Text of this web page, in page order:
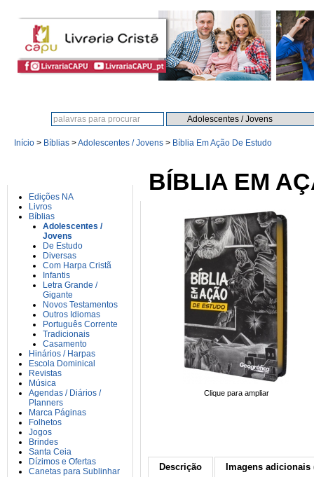
Início > Bíblias >Adolescentes / Jovens > Bíblia Em Ação De Estudo
Edições NA
Livros
Bíblias
Adolescentes /
Jovens
De Estudo
Diversas
Com Harpa Cristã
Infantis
Letra Grande /
Gigante
Novos Testamentos
Outros Idiomas
Português Corrente
Tradicionais
Casamento
Hinários / Harpas
Escola Dominical
Revistas
Música
Agendas / Diários /
Planners
Marca Páginas
Folhetos
Jogos
Brindes
Santa Ceia
Dízimos e Ofertas
Canetas para Sublinhar
BÍBLIA EM
Clique para ampliar
Descrição Imagens adicionais